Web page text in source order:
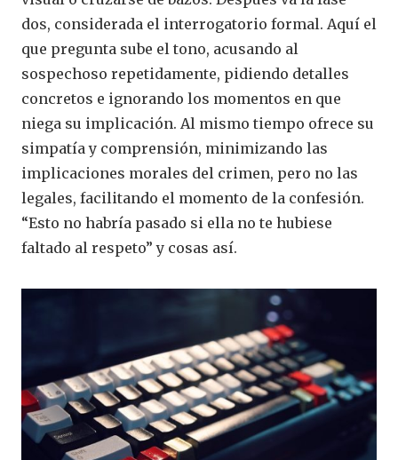
dos, considerada el interrogatorio formal. Aquí el
que pregunta sube el tono, acusando al
sospechoso repetidamente, pidiendo detalles
concretos e ignorando los momentos en que
niega su implicación. Al mismo tiempo ofrece su
simpatía y comprensión, minimizando las
implicaciones morales del crimen, pero no las
legales, facilitando el momento de la confesión.
“Esto no habría pasado si ella no te hubiese
faltado al respeto” y cosas así.